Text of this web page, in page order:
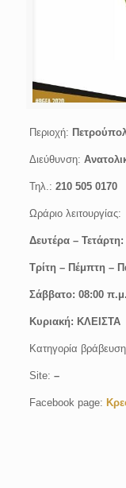
Περιοχή:
Διεύθυνση:
Τηλ.: 210 505 0170
Ωράριο λειτουργίας:
Δευτέρα –
Τρίτη – Πέμπτη –
Σάββατο: 08:00
Κυριακή: ΚΛΕΙΣΤΑ
Κατηγορία
Site: –
Facebook page: